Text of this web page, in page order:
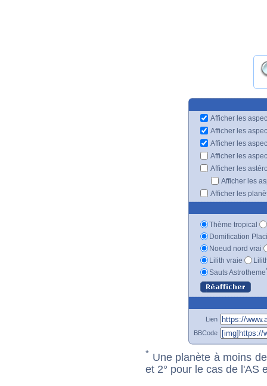
Afficher les
Afficher les
Afficher les
Afficher les
Afficher les
Afficher les
Afficher les
Thème tropical
Domification
Noeud nord vrai
Lilith vraie
Sauts Astrotheme
Lien
BBCode
* Une planète à moins
et 2° pour le cas de l'AS